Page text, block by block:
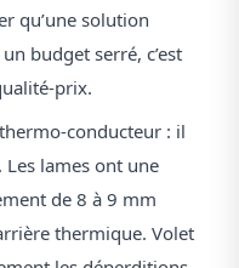
qu’une solution
budget serré, c’est
prix.
thermo-conducteur : il
lames ont une
de 8 à 9 mm
thermique. Volet